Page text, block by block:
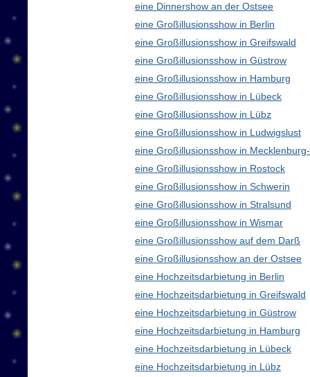
eine Dinnershow an der Ostsee
eine Großillusionsshow in Berlin
eine Großillusionsshow in Greifswald
eine Großillusionsshow in Güstrow
eine Großillusionsshow in Hamburg
eine Großillusionsshow in Lübeck
eine Großillusionsshow in Lübz
eine Großillusionsshow in Ludwigslust
eine Großillusionsshow in
eine Großillusionsshow in Rostock
eine Großillusionsshow in Schwerin
eine Großillusionsshow in Stralsund
eine Großillusionsshow in Wismar
eine Großillusionsshow auf dem Darß
eine Großillusionsshow an der Ostsee
eine Hochzeitsdarbietung in Berlin
eine Hochzeitsdarbietung in Greifswald
eine Hochzeitsdarbietung in Güstrow
eine Hochzeitsdarbietung in Hamburg
eine Hochzeitsdarbietung in Lübeck
eine Hochzeitsdarbietung in Lübz